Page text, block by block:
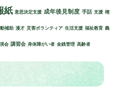
紙 意思決定支援 成年後見制度 手話 支援 権
補助 漫才 災害ボランティア 生活支援 福祉教育 義
会 講習会 身体障がい者 金銭管理 高齢者